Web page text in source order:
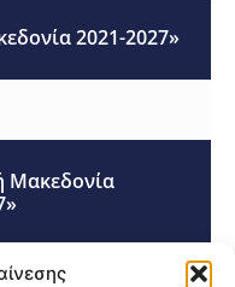
2021-2027»
Μακεδονία